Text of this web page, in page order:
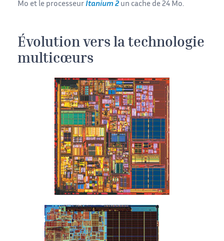
Mo et le processeur Itanium 2 un cache de 24 Mo.
Évolution vers la technologie
multicœurs